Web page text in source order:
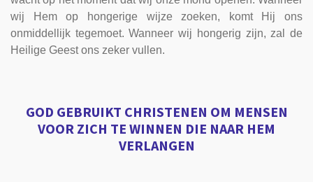
wij Hem op hongerige wijze zoeken, komt Hij ons
onmiddellijk tegemoet. Wanneer wij hongerig zijn, zal de
Heilige Geest ons zeker vullen.
GOD GEBRUIKT CHRISTENEN OM MENSEN
VOOR ZICH TE WINNEN DIE NAAR HEM
VERLANGEN